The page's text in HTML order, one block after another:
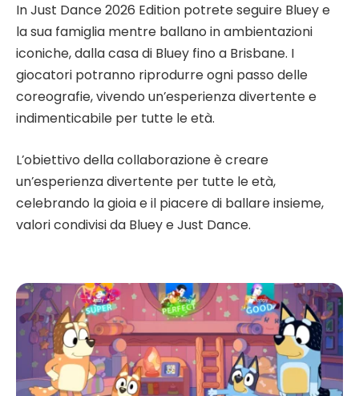
In Just Dance 2026 Edition potrete seguire Bluey e
la sua famiglia mentre ballano in ambientazioni
iconiche, dalla casa di Bluey fino a Brisbane. I
giocatori potranno riprodurre ogni passo delle
coreografie, vivendo un’esperienza divertente e
indimenticabile per tutte le età.
L’obiettivo della collaborazione è creare
un’esperienza divertente per tutte le età,
celebrando la gioia e il piacere di ballare insieme,
valori condivisi da Bluey e Just Dance.